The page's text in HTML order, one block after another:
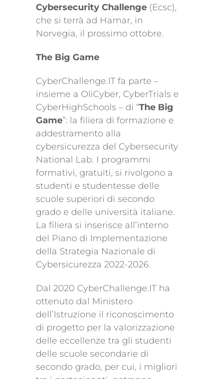
Cybersecurity Challenge (Ecsc),
che si terrà ad Hamar, in
Norvegia, il prossimo ottobre.
The Big Game
CyberChallenge.IT fa parte –
insieme a OliCyber, CyberTrials e
CyberHighSchools – di “The Big
Game”: la filiera di formazione e
addestramento alla
cybersicurezza del Cybersecurity
National Lab. I programmi
formativi, gratuiti, si rivolgono a
studenti e studentesse delle
scuole superiori di secondo
grado e delle università italiane.
La filiera si inserisce all’interno
del Piano di Implementazione
della Strategia Nazionale di
Cybersicurezza 2022-2026.
Dal 2020 CyberChallenge.IT ha
ottenuto dal Ministero
dell’Istruzione il riconoscimento
di progetto per la valorizzazione
delle eccellenze tra gli studenti
delle scuole secondarie di
secondo grado, per cui, i migliori